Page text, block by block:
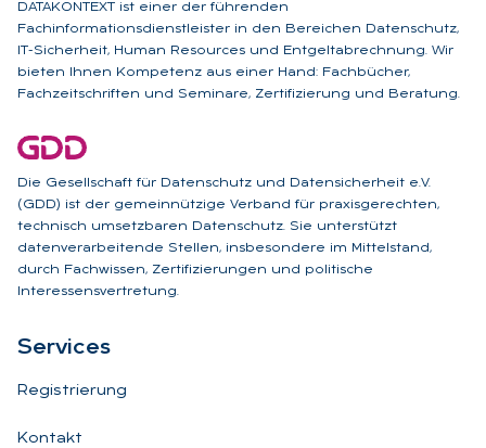
DATAKONTEXT ist einer der führenden
Fachinformationsdienstleister in den Bereichen Datenschutz,
IT-Sicherheit, Human Resources und Entgeltabrechnung. Wir
bieten Ihnen Kompetenz aus einer Hand: Fachbücher,
Fachzeitschriften und Seminare, Zertifizierung und Beratung.
Die Gesellschaft für Datenschutz und Datensicherheit e.V.
(GDD) ist der gemeinnützige Verband für praxisgerechten,
technisch umsetzbaren Datenschutz. Sie unterstützt
datenverarbeitende Stellen, insbesondere im Mittelstand,
durch Fachwissen, Zertifizierungen und politische
Interessensvertretung.
Ser­vices
Registrierung
Kontakt